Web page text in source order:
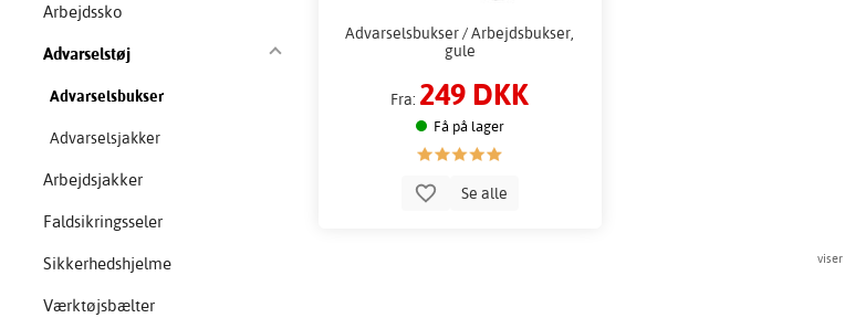
Arbejdssko
Advarselstøj
Advarselsbukser
Advarselsjakker
Arbejdsjakker
Faldsikringsseler
Sikkerhedshjelme
Værktøjsbælter
Advarselsbukser / Arbejdsbukser,
gule
Fra: 249 DKK
Få på lager
Se alle
viser